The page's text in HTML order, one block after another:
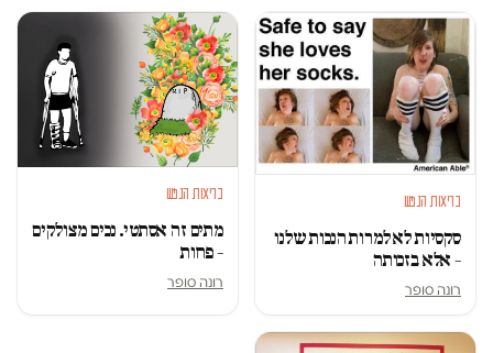
בריאות הנפש
סקסיות לא למרות הנכות שלנו
– אלא בזכותה
רונה סופר
בריאות הנפש
מתים זה אסתטי. נכים מצולקים
– פחות
רונה סופר